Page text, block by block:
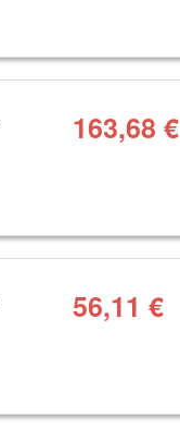
163,68 €
56,11 €